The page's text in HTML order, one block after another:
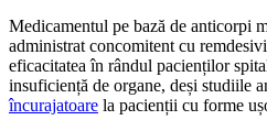
Medicamentul pe bază de anticorpi
administrat concomitent cu
eficacitatea în rândul pacienților
insuficiență de organe, deși studiile
încurajatoare la pacienții cu forme